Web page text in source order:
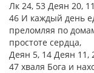
Лк 24, 53 Деян 20, 11
46 И каждый день
преломляя по
простоте сердца,
Деян 5, 14 Деян 11,
47 хваля Бога и